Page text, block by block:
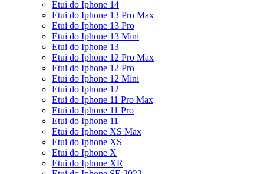
Etui do Iphone 14
Etui do Iphone 13 Pro Max
Etui do Iphone 13 Pro
Etui do Iphone 13 Mini
Etui do Iphone 13
Etui do Iphone 12 Pro Max
Etui do Iphone 12 Pro
Etui do Iphone 12 Mini
Etui do Iphone 12
Etui do Iphone 11 Pro Max
Etui do Iphone 11 Pro
Etui do Iphone 11
Etui do Iphone XS Max
Etui do Iphone XS
Etui do Iphone X
Etui do Iphone XR